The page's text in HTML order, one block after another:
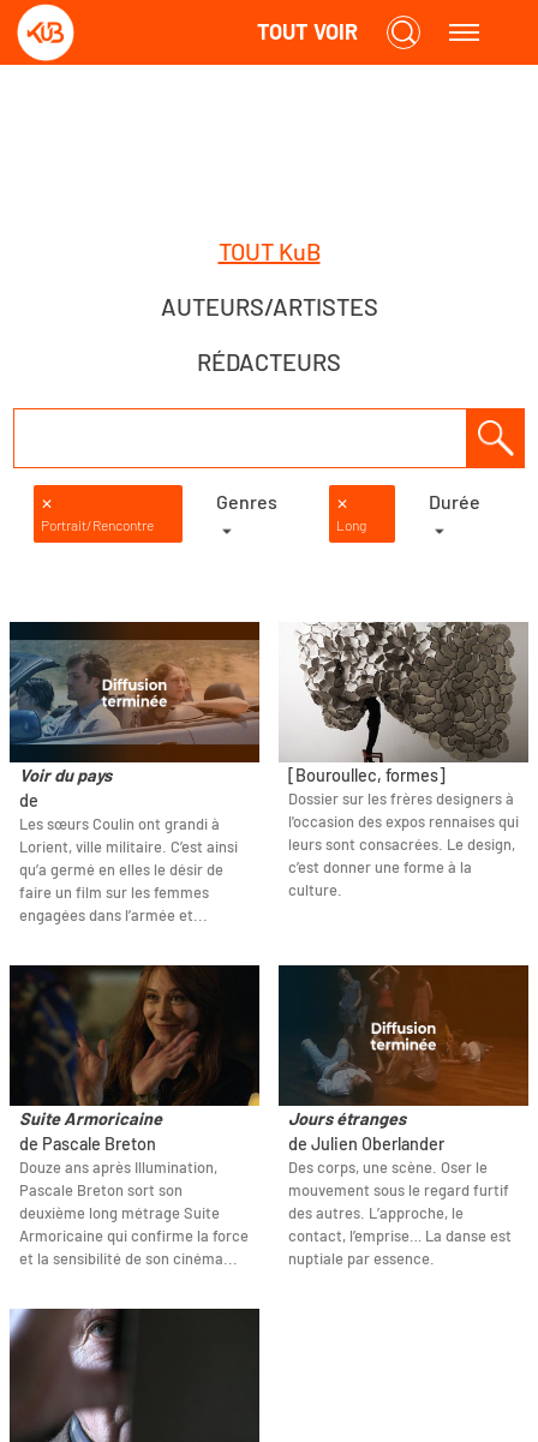
TOUT VOIR
TOUT KuB
AUTEURS/ARTISTES
RÉDACTEURS
✕
Portrait/Rencontre
Genres
✕
Long
Durée
Voir du pays
de
Les sœurs Coulin ont grandi à
Lorient, ville militaire. C’est ainsi
qu’a germé en elles le désir de
faire un film sur les femmes
engagées dans l’armée et...
[Bouroullec, formes]
Dossier sur les frères designers à
l'occasion des expos rennaises qui
leurs sont consacrées. Le design,
c’est donner une forme à la
culture.
Suite Armoricaine
de Pascale Breton
Douze ans après Illumination,
Pascale Breton sort son
deuxième long métrage Suite
Armoricaine qui confirme la force
et la sensibilité de son cinéma...
Jours étranges
de Julien Oberlander
Des corps, une scène. Oser le
mouvement sous le regard furtif
des autres. L’approche, le
contact, l’emprise… La danse est
nuptiale par essence.